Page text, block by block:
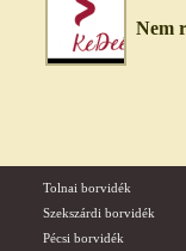
Nem
Tolnai borvidék
Szekszárdi borvidék
Pécsi borvidék